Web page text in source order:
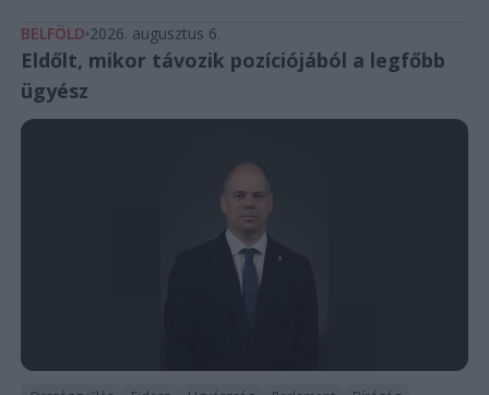
BELFÖLD 2026. augusztus 6.
Eldőlt, mikor távozik pozíciójából a legfőbb
ügyész